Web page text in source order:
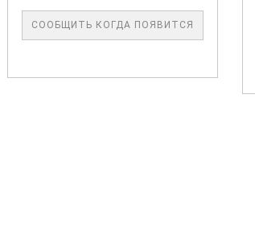
СООБЩИТЬ КОГДА ПОЯВИТСЯ